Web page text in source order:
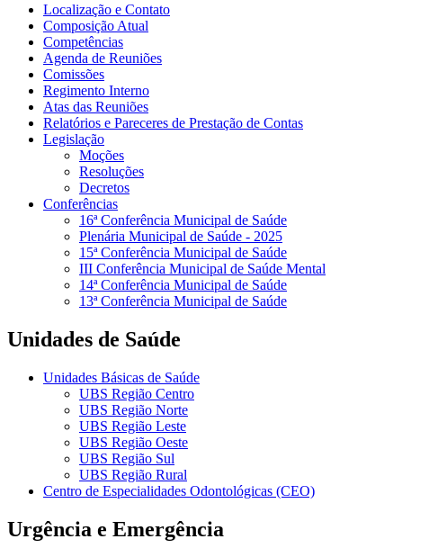
Localização e Contato
Composição Atual
Competências
Agenda de Reuniões
Comissões
Regimento Interno
Atas das Reuniões
Relatórios e Pareceres de Prestação de Contas
Legislação
Moções
Resoluções
Decretos
Conferências
16ª Conferência Municipal de Saúde
Plenária Municipal de Saúde - 2025
15ª Conferência Municipal de Saúde
III Conferência Municipal de Saúde Mental
14ª Conferência Municipal de Saúde
13ª Conferência Municipal de Saúde
Unidades de Saúde
Unidades Básicas de Saúde
UBS Região Centro
UBS Região Norte
UBS Região Leste
UBS Região Oeste
UBS Região Sul
UBS Região Rural
Centro de Especialidades Odontológicas (CEO)
Urgência e Emergência